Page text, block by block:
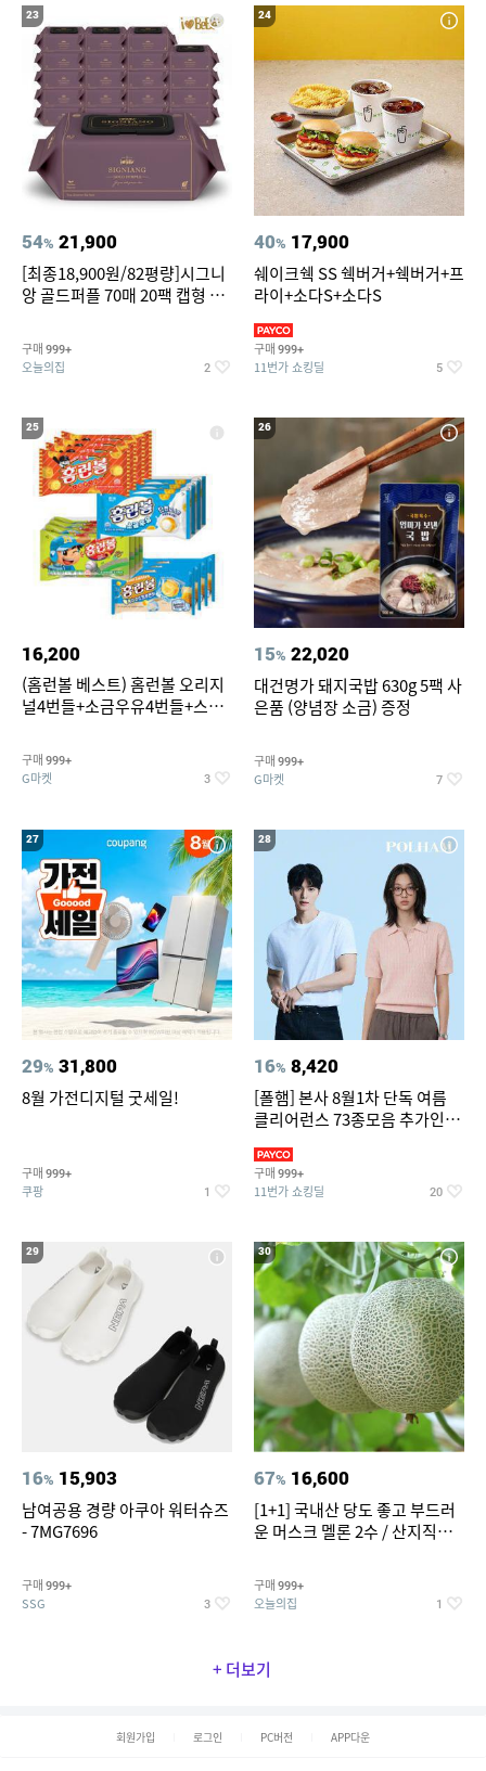
23
54% 21,900
[최종18,900원/82평량]시그니
앙 골드퍼플 70매 20팩 캡형 아
구매 999+
오늘의집 2
24
40% 17,900
쉐이크쉑 SS 쉑버거+쉑버거+프
라이+소다S+소다S
구매 999+
11번가 쇼킹딜 5
25
16,200
(홈런볼 베스트) 홈런볼 오리지
널4번들+소금우유4번들+스윗
콘맛4번들
구매 999+
G마켓 3
26
15% 22,020
대건명가 돼지국밥 630g 5팩 사
은품 (양념장 소금) 증정
구매 999+
G마켓 7
27
29% 31,800
8월 가전디지털 굿세일!
구매 999+
쿠팡 1
28
16% 8,420
[폴햄] 본사 8월1차 단독 여름
클리어런스 73종모음 추가인하
구매 999+
11번가 쇼킹딜 20
29
16% 15,903
남여공용 경량 아쿠아 워터슈즈
- 7MG7696
구매 999+
SSG 3
30
67% 16,600
[1+1] 국내산 당도 좋고 부드러
운 머스크 멜론 2수 / 산지직송 x
구매 999+
오늘의집 1
+ 더보기
회원가입 로그인 PC버전 APP다운